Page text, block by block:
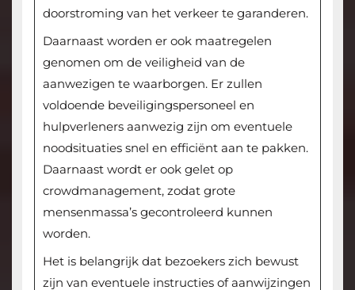
doorstroming van het verkeer te garanderen.
Daarnaast worden er ook maatregelen
genomen om de veiligheid van de
aanwezigen te waarborgen. Er zullen
voldoende beveiligingspersoneel en
hulpverleners aanwezig zijn om eventuele
noodsituaties snel en efficiënt aan te pakken.
Daarnaast wordt er ook gelet op
crowdmanagement, zodat grote
mensenmassa’s gecontroleerd kunnen
worden.
Het is belangrijk dat bezoekers zich bewust
zijn van eventuele instructies of aanwijzingen